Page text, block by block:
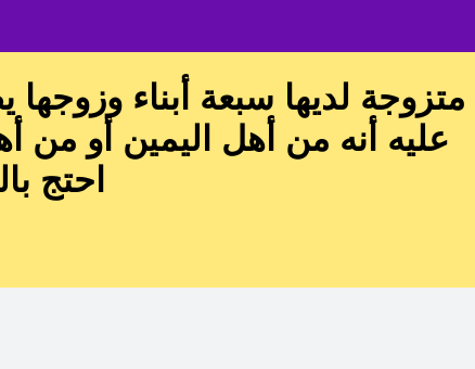
متزوجة لديها سبعة أبناء
عليه أنه من أهل اليمين أو
احتج